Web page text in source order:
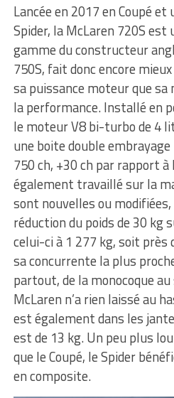
Lancée en 2017 en Coupé
Spider, la McLaren 720S est
gamme du constructeur
750S, fait donc encore
sa puissance moteur que
la performance. Installé en
le moteur V8 bi-turbo de 4
une boite double
750 ch, +30 ch par rapport à
également travaillé sur la
sont nouvelles ou
réduction du poids de 30 kg
celui-ci à 1 277 kg, soit près
sa concurrente la plus
partout, de la monocoque
McLaren n’a rien laissé au
est également dans les
est de 13 kg. Un peu plus
que le Coupé, le Spider
en composite.